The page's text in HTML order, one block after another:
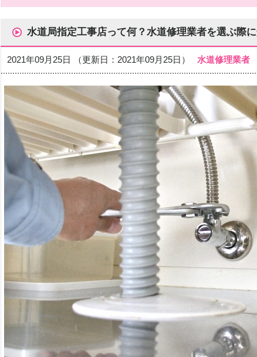
水道局指定工事店って何？水道修理業者を選ぶ際
2021年09月25日 （更新日：2021年09月25日） 水道修理業者